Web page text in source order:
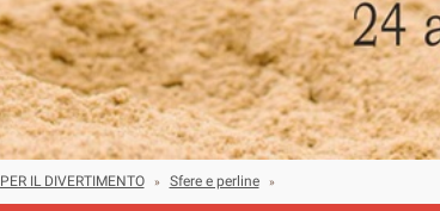
PER IL DIVERTIMENTO » Sfere e perline »